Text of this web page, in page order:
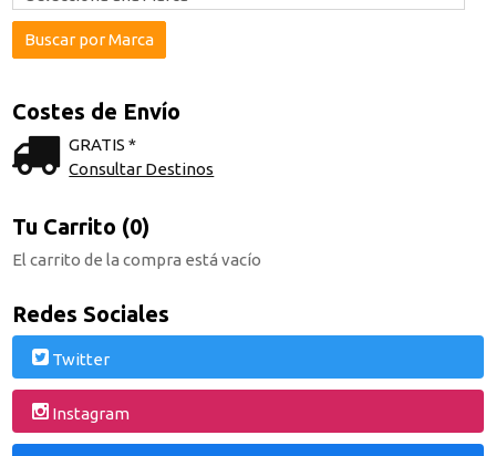
Costes de Envío
GRATIS *
Consultar Destinos
Tu Carrito (0)
El carrito de la compra está vacío
Redes Sociales
Twitter
Instagram